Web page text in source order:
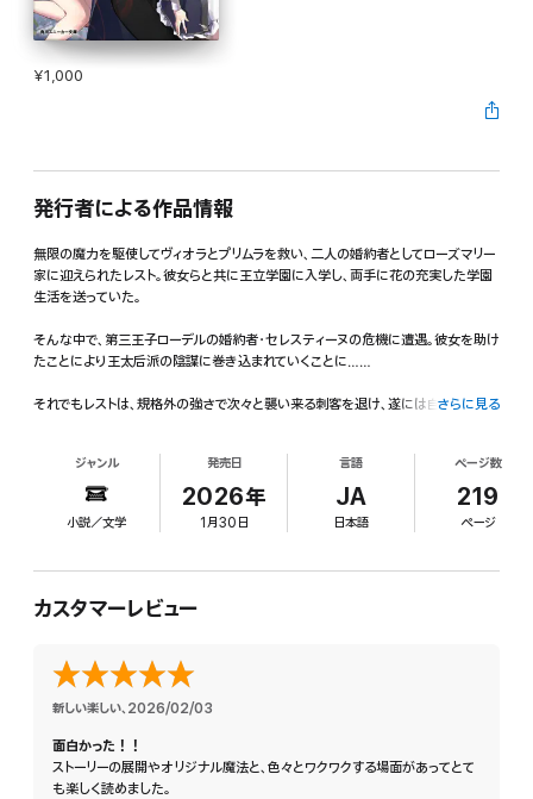
¥1,000
発行者による作品情報
無限の魔力を駆使してヴィオラとプリムラを救い、二人の婚約者としてローズマリー
家に迎えられたレスト。彼女らと共に王立学園に入学し、両手に花の充実した学園
生活を送っていた。
そんな中で、第三王子ローデルの婚約者・セレスティーヌの危機に遭遇。彼女を助け
たことにより王太后派の陰謀に巻き込まれていくことに……
それでもレストは、規格外の強さで次々と襲い来る刺客を退け、遂には自身の実力
無限の魔力で全てを手にする、英雄の快進撃は止まらない!
さらに見る
ジャンル
小説／文学
発売日
2026年
1月30日
言語
JA
日本語
ページ数
219
ページ
カスタマーレビュー
新しい楽しい、 2026/02/03
面白かった！！
ストーリーの展開やオリジナル魔法と、色々とワクワクする場面があってとて
も楽しく読めました。